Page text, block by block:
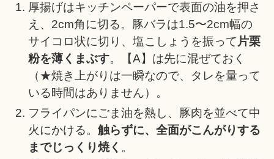
厚揚げはキッチンペーパーで表面の油を押さ
え、2cm角に切る。豚バラは1.5〜2cm幅の
サイコロ状に切り、塩こしょうを振って 片栗
粉を薄くまぶす。【A】は先に混ぜておく
（★焼き上がりは一瞬なので、タレを量って
いる時間はありません）。
フライパンにごま油を熱し、豚肉を並べて中
火にかける。触らずに、全面がこんがりする
までじっくり焼く 。